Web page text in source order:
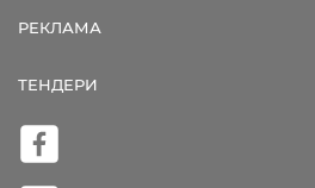
РЕКЛАМА
ТЕНДЕРИ